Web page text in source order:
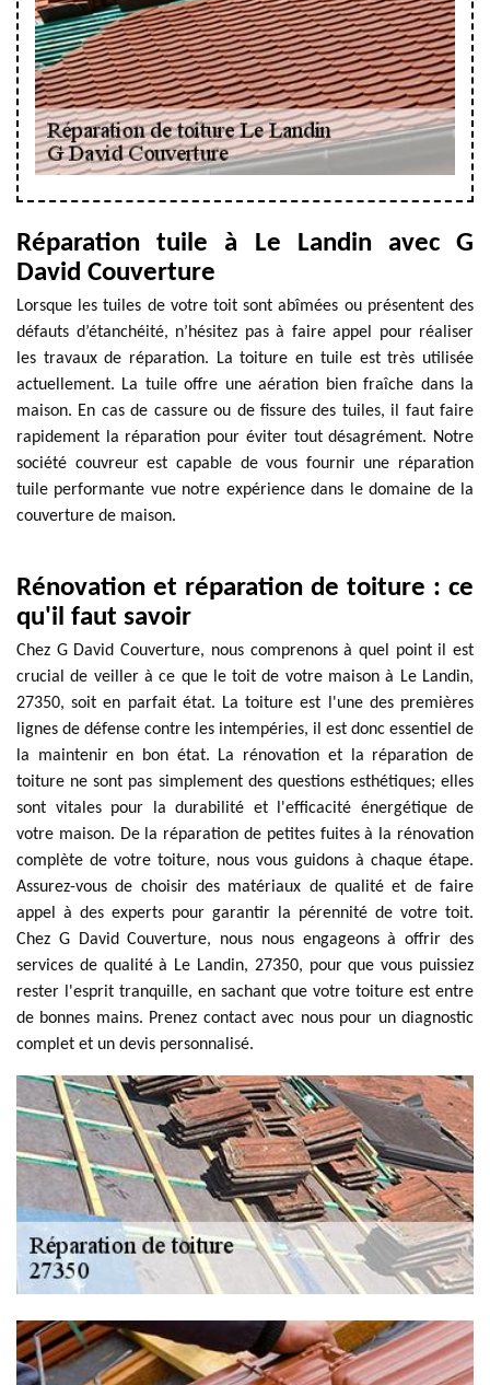
Réparation tuile à Le Landin avec G
David Couverture
Lorsque les tuiles de votre toit sont abîmées ou présentent des
défauts d’étanchéité, n’hésitez pas à faire appel pour réaliser
les travaux de réparation. La toiture en tuile est très utilisée
actuellement. La tuile offre une aération bien fraîche dans la
maison. En cas de cassure ou de fissure des tuiles, il faut faire
rapidement la réparation pour éviter tout désagrément. Notre
société couvreur est capable de vous fournir une réparation
tuile performante vue notre expérience dans le domaine de la
couverture de maison.
Rénovation et réparation de toiture : ce
qu'il faut savoir
Chez G David Couverture, nous comprenons à quel point il est
crucial de veiller à ce que le toit de votre maison à Le Landin,
27350, soit en parfait état. La toiture est l'une des premières
lignes de défense contre les intempéries, il est donc essentiel de
la maintenir en bon état. La rénovation et la réparation de
toiture ne sont pas simplement des questions esthétiques; elles
sont vitales pour la durabilité et l'efficacité énergétique de
votre maison. De la réparation de petites fuites à la rénovation
complète de votre toiture, nous vous guidons à chaque étape.
Assurez-vous de choisir des matériaux de qualité et de faire
appel à des experts pour garantir la pérennité de votre toit.
Chez G David Couverture, nous nous engageons à offrir des
services de qualité à Le Landin, 27350, pour que vous puissiez
rester l'esprit tranquille, en sachant que votre toiture est entre
de bonnes mains. Prenez contact avec nous pour un diagnostic
complet et un devis personnalisé.